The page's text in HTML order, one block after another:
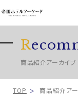
R
商品紹介アーカイブ
TOP 商品紹介ア